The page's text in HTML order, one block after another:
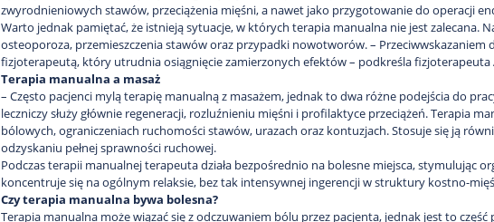
zwyrodnieniowych stawów, przeciążenia mięśni, a nawet jako przygotowanie do operacji
Warto jednak pamiętać, że istnieją sytuacje, w których terapia manualna nie jest zalecana.
osteoporoza, przemieszczenia stawów oraz przypadki nowotworów. –
fizjoterapeutą, który utrudnia osiągnięcie zamierzonych efektów – podkreśla fizjoterapeuta
Terapia manualna a masaż
– Często pacjenci mylą terapię manualną z masażem, jednak to dwa różne podejścia do
leczniczy służy głównie regeneracji, rozluźnieniu mięśni i profilaktyce przeciążeń. Terapia
bólowych, ograniczeniach ruchomości stawów, urazach oraz kontuzjach. Stosuje się ją
odzyskaniu pełnej sprawności ruchowej.
Podczas terapii manualnej terapeuta działa bezpośrednio na bolesne miejsca, stymulując
koncentruje się na ogólnym relaksie, bez tak intensywnej ingerencji w struktury kostno-
Czy terapia manualna bywa bolesna?
Terapia manualna może wiązać się z odczuwaniem bólu przez pacjenta, jednak jest to